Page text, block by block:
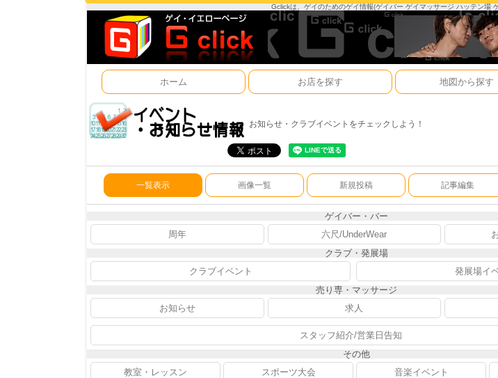
Gclickは、ゲイのためのゲイ情報(ゲイバー ゲイマッサージ ハッテン場
ホーム お店を探す 地図から探す
お知らせ・クラブイベントをチェックしよう！
一覧表示 画像一覧 新規投稿 記事編集
ゲイバー・バー
周年
六尺/UnderWear
クラブ・発展場
クラブイベント
発展場イ
売り専・マッサージ
お知らせ
求人
スタッフ紹介/営業日告知
その他
教室・レッスン
スポーツ大会 音楽イベント